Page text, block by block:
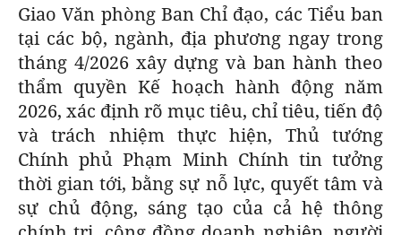
Giao Văn phòng Ban Chỉ đạo, các Tiểu ban
tại các bộ, ngành, địa phương ngay trong
tháng 4/2026 xây dựng và ban hành theo
thẩm quyền Kế hoạch hành động năm
2026, xác định rõ mục tiêu, chỉ tiêu, tiến độ
và trách nhiệm thực hiện, Thủ tướng
Chính phủ Phạm Minh Chính tin tưởng
thời gian tới, bằng sự nỗ lực, quyết tâm và
sự chủ động, sáng tạo của cả hệ thông